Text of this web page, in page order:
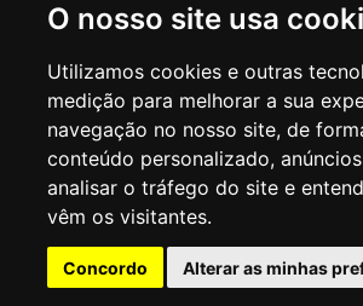
O nosso site usa
Utilizamos cookies e outras
medição para melhorar a sua
navegação no nosso site, de
conteúdo personalizado,
analisar o tráfego do site e
vêm os visitantes.
Concordo Alterar as minhas
SECRETARIA DE
Rua Claudino Barbosa, 313 - Macedo -
Central de Atendimento: *55 11